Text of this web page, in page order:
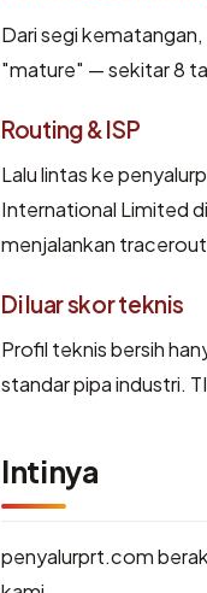
Dari segi kematangan,
"mature" — sekitar 8
Routing & ISP
Lalu lintas ke
International Limited
menjalankan
Di luar skor teknis
Profil teknis bersih
standar pipa industri.
Intinya
penyalurprt.com